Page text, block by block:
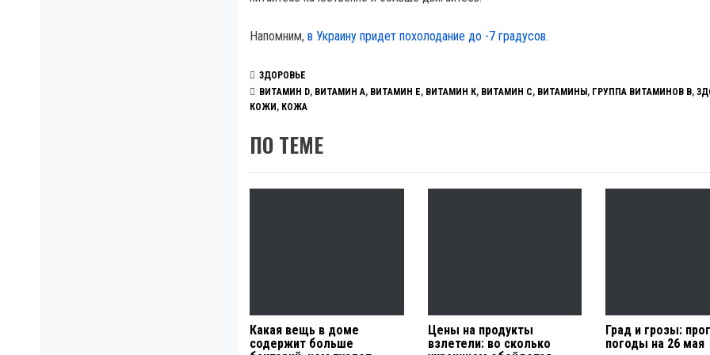
Напомним, в Украину придет похолодание до -7 градусов.
ЗДОРОВЬЕ
ВИТАМИН D, ВИТАМИН А, ВИТАМИН Е, ВИТАМИН К, ВИТАМИН С, ВИТАМИНЫ , ГРУППА ВИТАМИНОВ В,
КОЖИ , КОЖА
ПО ТЕМЕ
Какая вещь в доме
содержит больше
Цены на продукты
взлетели: во сколько
Град и грозы:
погоды на 26 мая